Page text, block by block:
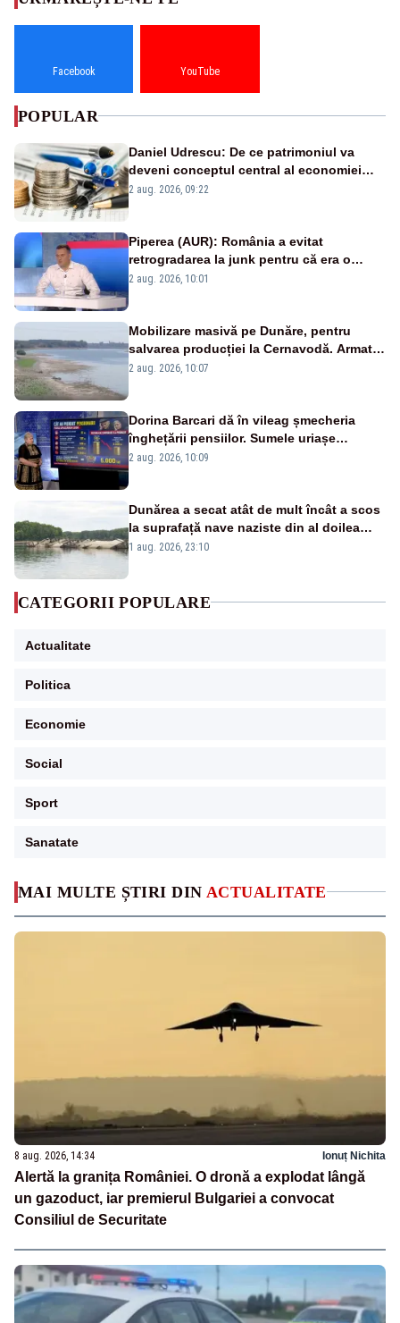
MAI MULTE ȘTIRI DIN ACTUALITATE
8 aug. 2026, 14:34 Ionuț Nichita
Alertă la granița României. O dronă a explodat lângă
un gazoduct, iar premierul Bulgariei a convocat
Consiliul de Securitate
Facebook YouTube
POPULAR
Daniel Udrescu: De ce patrimoniul va
deveni conceptul central al economiei
viitoare?
2 aug. 2026, 09:22
Piperea (AUR): România a evitat
retrogradarea la junk pentru că era o
catastrofă pentru bănci și fondurile de
2 aug. 2026, 10:01
Mobilizare masivă pe Dunăre, pentru
salvarea producției la Cernavodă. Armata
va detona o stâncă și va devia apa
2 aug. 2026, 10:07
Dorina Barcari dă în vileag șmecheria
înghețării pensiilor. Sumele uriașe
pierdute de fiecare român
2 aug. 2026, 10:09
Dunărea a secat atât de mult încât a scos
la suprafață nave naziste din al doilea
război mondial
1 aug. 2026, 23:10
CATEGORII POPULARE
Actualitate
Politica
Economie
Social
Sport
Sanatate